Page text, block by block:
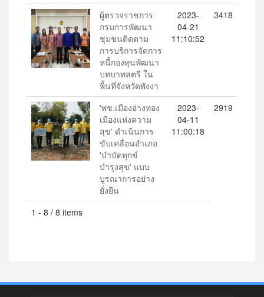
ผู้ตรวจราชการ
กรมการพัฒนา
ชุมชนติดตาม
การบริการจัดการ
หนี้กองทุนพัฒนา
บทบาทสตรี ใน
พื้นที่จังหวัดพังงา
2023-
04-21
11:10:52
3418
'พช.เมืองอ่างทอง
เมืองแห่งความ
สุข' ดำเนินการ
ขับเคลื่อนอำเภอ
'บำบัดทุกข์
บำรุงสุข' แบบ
บูรณาการอย่าง
ยั่งยืน
2023-
04-11
11:00:18
2919
1 - 8 / 8 items